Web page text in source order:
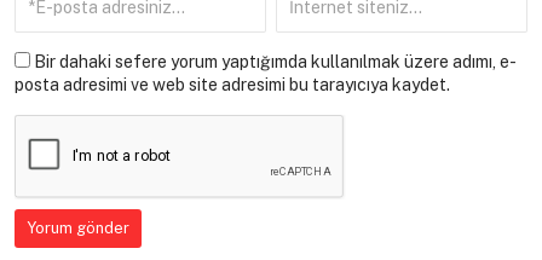
Bir dahaki sefere yorum yaptığımda kullanılmak üzere adımı, e-
posta adresimi ve web site adresimi bu tarayıcıya kaydet.